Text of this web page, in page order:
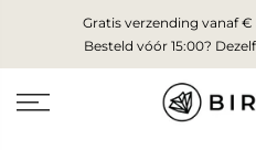
content
Gratis verzending vanaf
Besteld vóór 15:00?